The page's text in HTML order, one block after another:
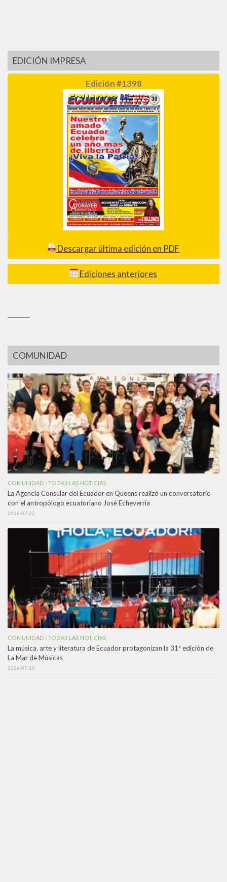
EDICIÓN IMPRESA
Edición #1398
Descargar última edición en PDF
Ediciones anteriores
COMUNIDAD
COMUNIDAD /TODAS LAS NOTICIAS
La Agencia Consular del Ecuador en Queens realizó un conversatorio
con el antropólogo ecuatoriano José Echeverría
2026-07-22
COMUNIDAD /TODAS LAS NOTICIAS
La música, arte y literatura de Ecuador protagonizan la 31ª edición de
La Mar de Músicas
2026-07-15